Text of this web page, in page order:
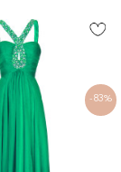
-83%